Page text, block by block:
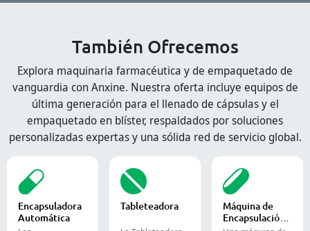
También Ofrecemos
Explora maquinaria farmacéutica y de empaquetado de
vanguardia con Anxine. Nuestra oferta incluye equipos de
última generación para el llenado de cápsulas y el
empaquetado en blíster, respaldados por soluciones
personalizadas expertas y una sólida red de servicio global.
Encapsuladora
Automática
Tableteadora
Máquina de
Encapsulación